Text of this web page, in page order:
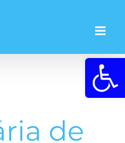
Abrir a
de